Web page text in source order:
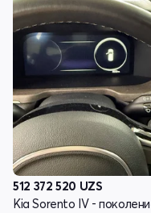
512 372 520 UZS